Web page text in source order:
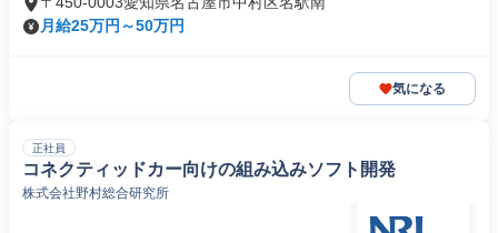
月給25万円～50万円
気になる
正社員
コネクティッドカー向けの組み込みソフト開発
株式会社野村総合研究所